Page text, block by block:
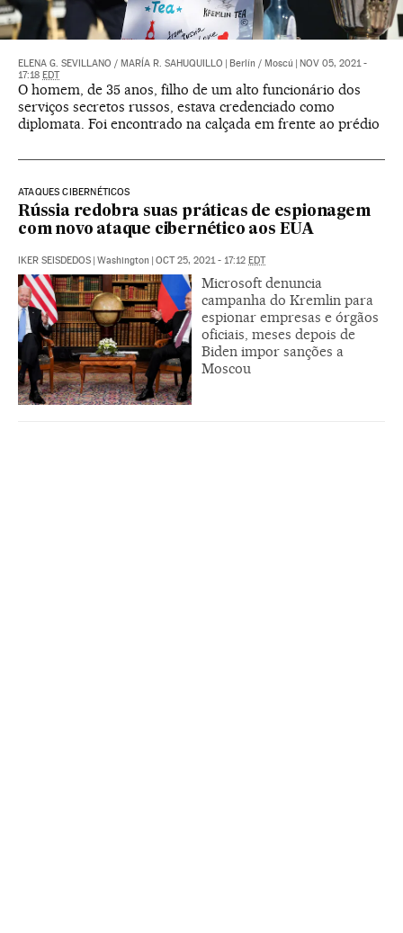
ELENA G. SEVILLANO / MARÍA R. SAHUQUILLO Berlín / Moscú
NOV 05, 2021 -
17:18 EDT
O homem, de 35 anos, filho de um alto funcionário dos
serviços secretos russos, estava credenciado como
diplomata. Foi encontrado na calçada em frente ao prédio
ATAQUES CIBERNÉTICOS
Rússia redobra suas práticas de espionagem
com novo ataque cibernético aos EUA
IKER SEISDEDOS Washington OCT 25, 2021 - 17:12 EDT
Microsoft denuncia
campanha do Kremlin para
espionar empresas e órgãos
oficiais, meses depois de
Biden impor sanções a
Moscou